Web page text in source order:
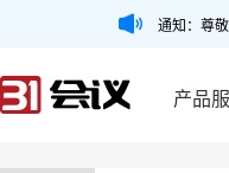
通知：尊
产品